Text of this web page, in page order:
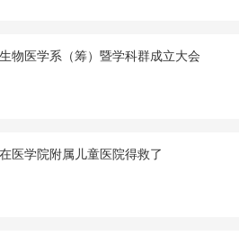
物医学系（筹）暨学科群成立大会
医学院附属儿童医院得救了